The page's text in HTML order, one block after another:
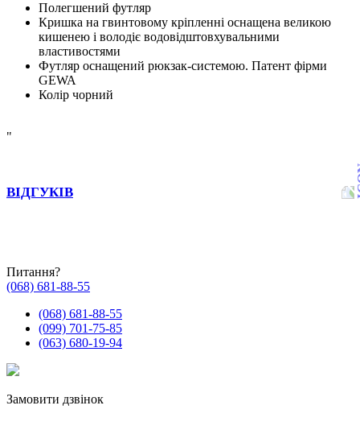
Полегшений футляр
Кришка на гвинтовому кріпленні оснащена великою
кишенею і володіє водовідштовхувальними
властивостями
Футляр оснащений рюкзак-системою. Патент фірми
GEWA
Колір чорний
"
ВІДГУКІВ
Питання?
(068) 681-88-55
(068) 681-88-55
(099) 701-75-85
(063) 680-19-94
Замовити дзвінок